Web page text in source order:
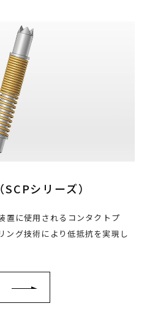
シリーズ）
置に使用されるコンタクトプ
ング技術により低抵抗を実現し